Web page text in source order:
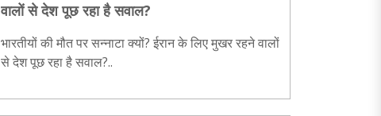
वालों से देश पूछ रहा है सवाल?
भारतीयों की मौत पर सन्नाटा क्यों? ईरान के लिए मुखर रहने वालों
से देश पूछ रहा है सवाल?..